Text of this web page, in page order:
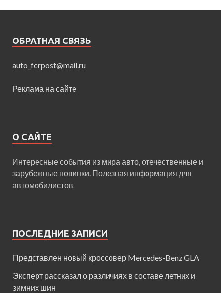
ОБРАТНАЯ СВЯЗЬ
auto_forpost@mail.ru
Реклама на сайте
О САЙТЕ
Интересные события из мира авто, отечественные и
зарубежные новинки. Полезная информация для
автомобилистов.
ПОСЛЕДНИЕ ЗАПИСИ
Представлен новый кроссовер Mercedes-Benz GLA
Эксперт рассказал о различиях в составе летних и
зимних шин